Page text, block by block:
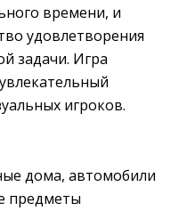
времени, и
удовлетворения
задачи. Игра
игроков.
дома, автомобили
предметы